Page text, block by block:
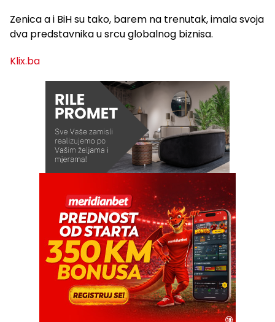
Zenica a i BiH su tako, barem na trenutak, imala svoja
dva predstavnika u srcu globalnog biznisa.
Klix.ba